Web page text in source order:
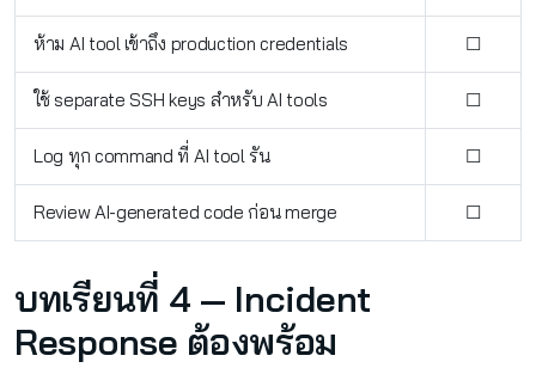
ห้าม AI tool เข้าถึง production credentials ☐
ใช้ separate SSH keys สำหรับ AI tools ☐
Log ทุก command ที่ AI tool รัน ☐
Review AI-generated code ก่อน merge ☐
บทเรียนที่ 4 — Incident
Response ต้องพร้อม